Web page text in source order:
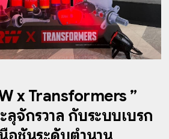
x Transformers ”
จักรวาล กับระบบเบรก